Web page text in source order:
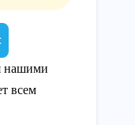
нашими
всем